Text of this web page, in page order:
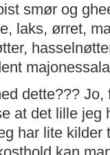
smør og
laks, ørret,
dette???
at det lille jeg
har lite kilder